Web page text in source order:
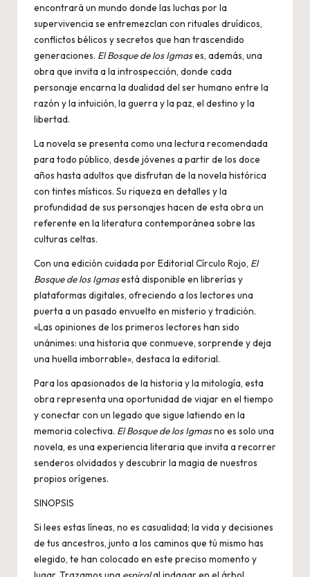
encontrará un mundo donde las luchas por la
supervivencia se entremezclan con rituales druídicos,
conflictos bélicos y secretos que han trascendido
generaciones. El Bosque de los Igmases, además, una
obra que invita a la introspección, donde cada
personaje encarna la dualidad del ser humano entre la
razón y la intuición, la guerra y la paz, el destino y la
libertad.
La novela se presenta como una lectura recomendada
para todo público, desde jóvenes a partir de los doce
años hasta adultos que disfrutan de la novela histórica
con tintes místicos. Su riqueza en detalles y la
profundidad de sus personajes hacen de esta obra un
referente en la literatura contemporánea sobre las
culturas celtas.
Con una edición cuidada por Editorial Círculo Rojo, El
Bosque de los Igmasestá disponible en librerías y
plataformas digitales, ofreciendo a los lectores una
puerta a un pasado envuelto en misterio y tradición.
«Las opiniones de los primeros lectores han sido
unánimes: una historia que conmueve, sorprende y deja
una huella imborrable», destaca la editorial.
Para los apasionados de la historia y la mitología, esta
obra representa una oportunidad de viajar en el tiempo
y conectar con un legado que sigue latiendo en la
memoria colectiva. El Bosque de los Igmasno es solo una
novela, es una experiencia literaria que invita a recorrer
senderos olvidados y descubrir la magia de nuestros
propios orígenes.
SINOPSIS
Si lees estas líneas, no es casualidad; la vida y decisiones
de tus ancestros, junto a los caminos que tú mismo has
elegido, te han colocado en este preciso momento y